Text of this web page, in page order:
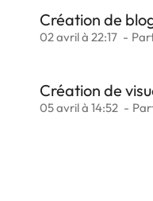
Création de
02 avril à 22:17
Création de
05 avril à 14:52